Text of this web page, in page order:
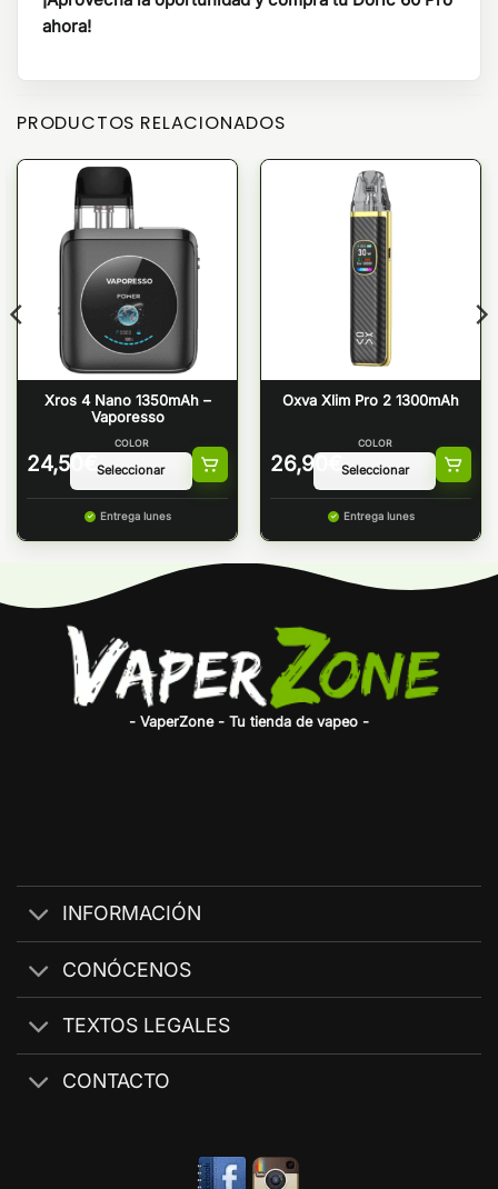
ahora!
PRODUCTOS RELACIONADOS
Xros 4 Nano 1350mAh –
Vaporesso
24,50
COLOR
Entrega lunes
Oxva Xlim Pro 2 1300mAh
26,90
COLOR
Entrega lunes
- VaperZone - Tu tienda de vapeo -
INFORMACIÓN
CONÓCENOS
TEXTOS LEGALES
CONTACTO